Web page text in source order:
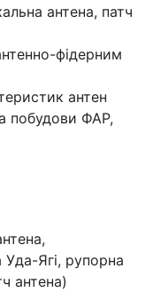
антена, патч
фідерним
антен
побудови ФАР,
Уда-Ягі, рупорна
антена)